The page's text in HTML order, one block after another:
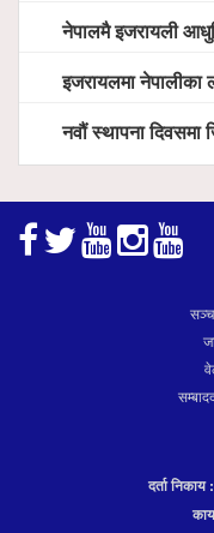
नेपालमै इजरायली आधुनिक कृषि भित्र्याउने
इजरायलमा नेपालीका लागि
नवौं स्थापना दिवसमा
दर्ता